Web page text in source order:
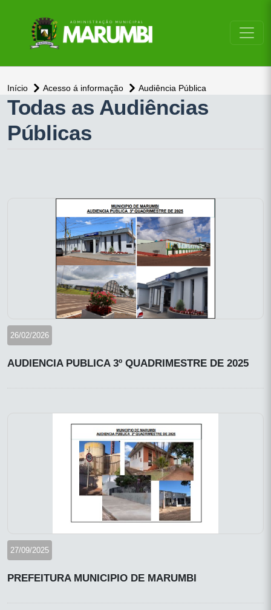
Início Acesso á informação Audiência Pública
Todas as Audiências
Públicas
26/02/2026
AUDIENCIA PUBLICA 3º QUADRIMESTRE DE 2025
27/09/2025
PREFEITURA MUNICIPIO DE MARUMBI